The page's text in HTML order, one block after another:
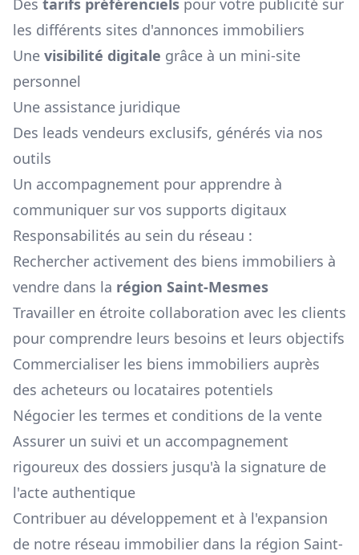
Des tarifs préférenciels pour votre publicité sur
les différents sites d'annonces immobiliers
Une visibilité digitale grâce à un mini-site
personnel
Une assistance juridique
Des leads vendeurs exclusifs, générés via nos
outils
Un accompagnement pour apprendre à
communiquer sur vos supports digitaux
Responsabilités au sein du réseau :
Rechercher activement des biens immobiliers à
vendre dans la région Saint-Mesmes
Travailler en étroite collaboration avec les clients
pour comprendre leurs besoins et leurs objectifs
Commercialiser les biens immobiliers auprès
des acheteurs ou locataires potentiels
Négocier les termes et conditions de la vente
Assurer un suivi et un accompagnement
rigoureux des dossiers jusqu'à la signature de
l'acte authentique
Contribuer au développement et à l'expansion
de notre réseau immobilier dans la région Saint-